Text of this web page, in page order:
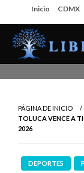
al
contenido
Inicio CDMX
PÁGINA DE INICIO
TOLUCA VENCE A
2026
DEPORTES